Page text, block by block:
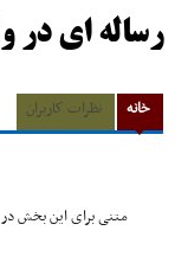
رساله اى در
خانه نظرات کاربران
متنی برای این بخش در